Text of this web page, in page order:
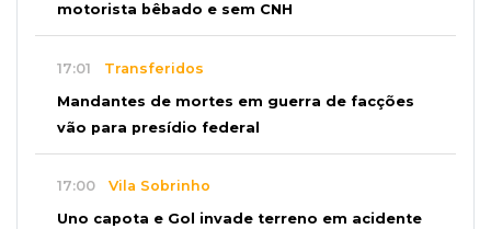
motorista bêbado e sem CNH
17:01 Transferidos
Mandantes de mortes em guerra de facções
vão para presídio federal
17:00 Vila Sobrinho
Uno capota e Gol invade terreno em acidente